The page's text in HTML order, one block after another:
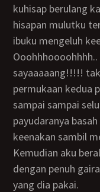
kuhisap berulang
hisapan mulutku
ibuku mengeluh
ooohhhoooohhhh.. aaaaahhhhh. enak.. sekali
sayaaaaang!!!!!
permukaan kedua
sampai sampai
payudaranya
keenakan sambil
Kemudian aku
dengan penuh
yang dia pakai.